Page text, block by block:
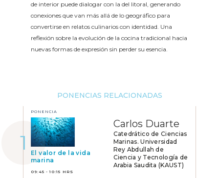
de interior puede dialogar con la del litoral, generando
conexiones que van más allá de lo geográfico para
convertirse en relatos culinarios con identidad. Una
reflexión sobre la evolución de la cocina tradicional hacia
nuevas formas de expresión sin perder su esencia.
PONENCIAS RELACIONADAS
PONENCIA
El valor de la vida
marina
09:45 - 10:15 HRS
Carlos Duarte
Catedrático de Ciencias
Marinas. Universidad
Rey Abdullah de
Ciencia y Tecnología de
Arabia Saudita (KAUST)